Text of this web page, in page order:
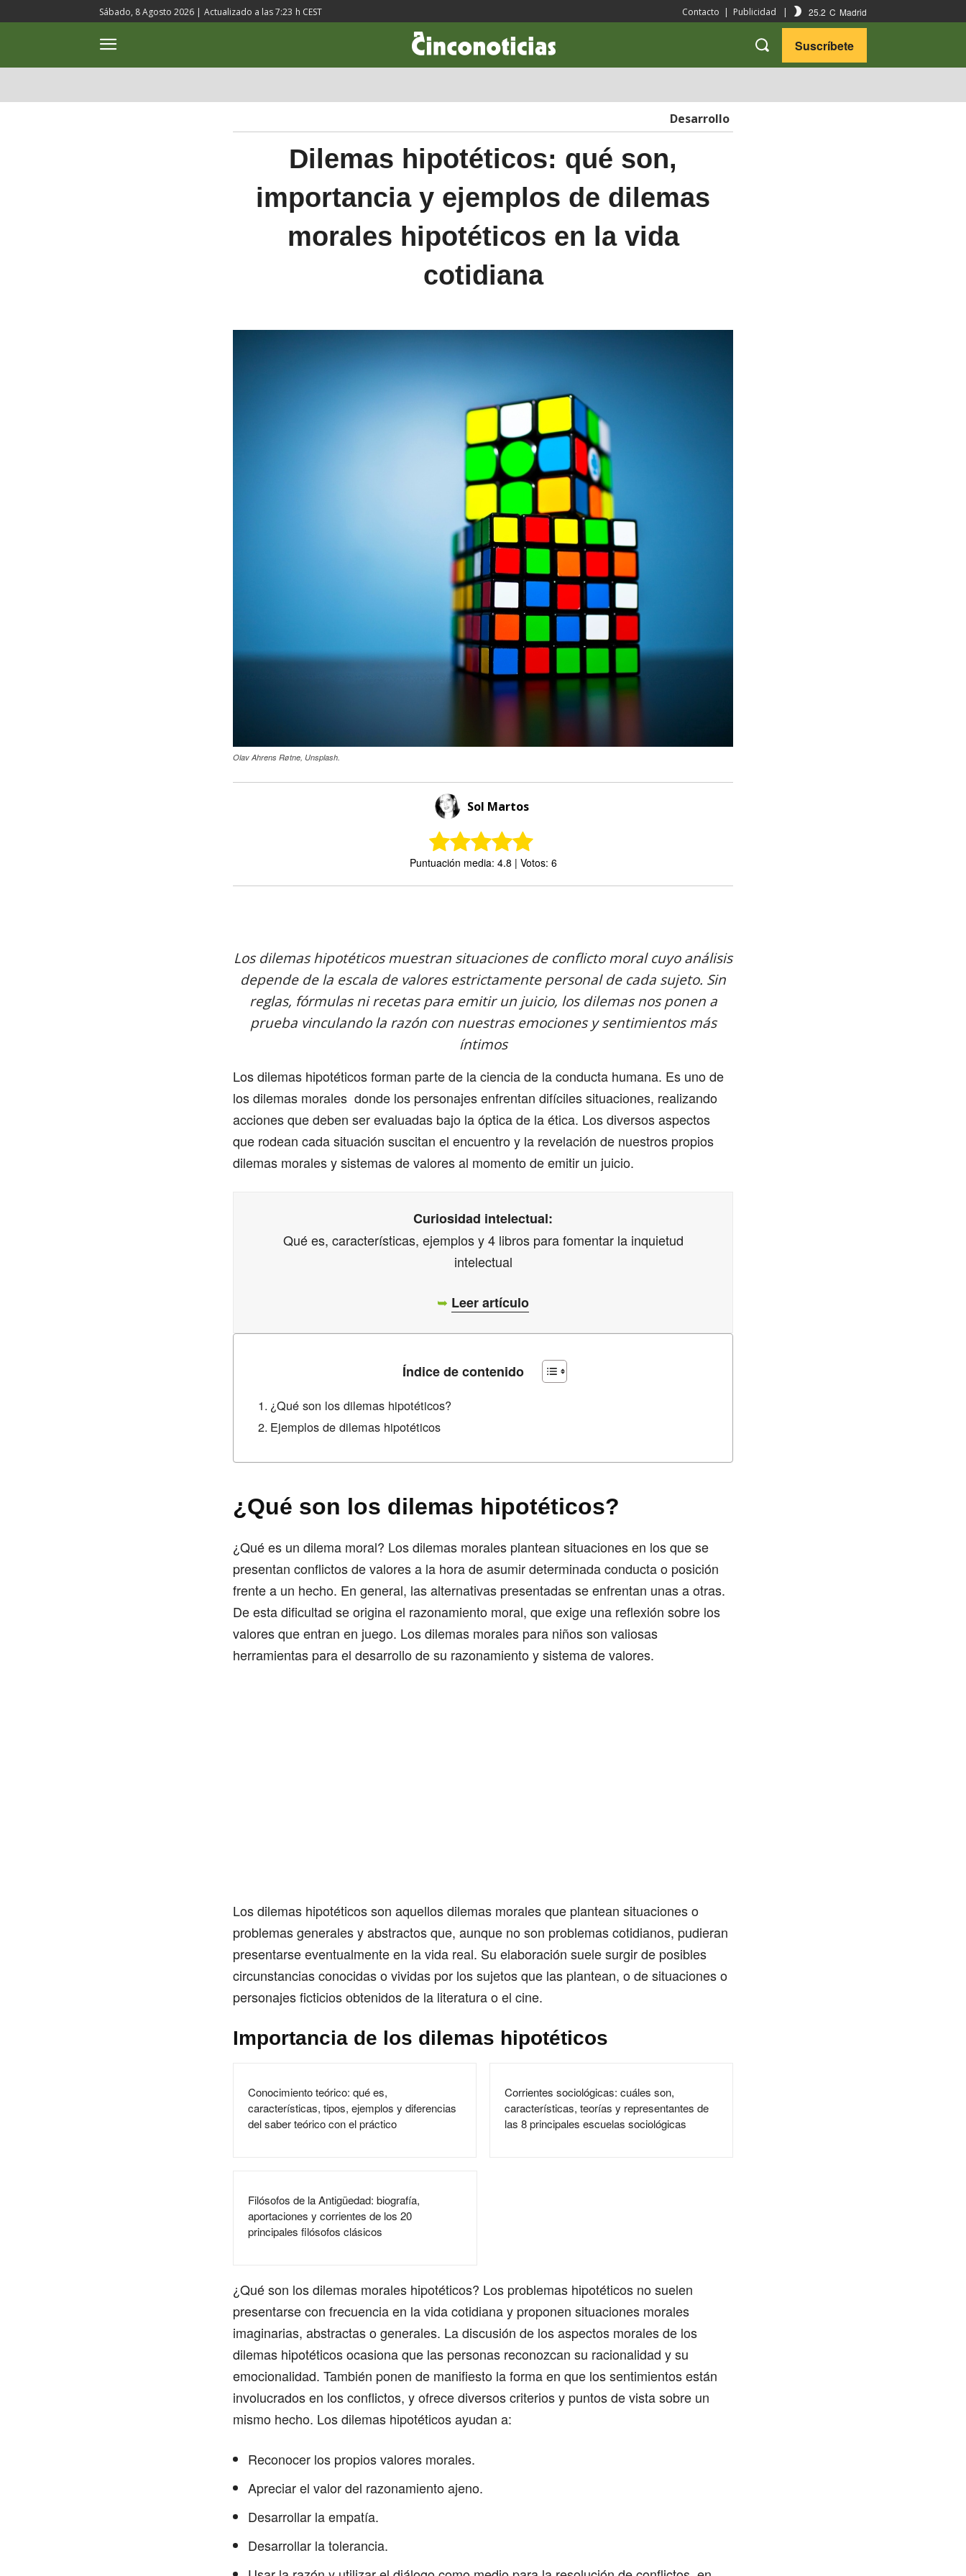
Sábado, 8 Agosto 2026 | Actualizado a las7:23 h CEST Contacto | Publicidad | 25.2 C Madrid
Suscríbete
Desarrollo
Dilemas hipotéticos: qué son,
importancia y ejemplos de dilemas
morales hipotéticos en la vida
cotidiana
Olav Ahrens Røtne, Unsplash.
Sol Martos
Puntuación media: 4.8 | Votos: 6
Los dilemas hipotéticos muestran situaciones de conflicto moral cuyo análisis
depende de la escala de valores estrictamente personal de cada sujeto. Sin
reglas, fórmulas ni recetas para emitir un juicio, los dilemas nos ponen a
prueba vinculando la razón con nuestras emociones y sentimientos más
íntimos
Los dilemas hipotéticos forman parte de la ciencia de la conducta humana. Es uno de
los dilemas morales donde los personajes enfrentan difíciles situaciones, realizando
acciones que deben ser evaluadas bajo la óptica de la ética. Los diversos aspectos
que rodean cada situación suscitan el encuentro y la revelación de nuestros propios
dilemas morales y sistemas de valores al momento de emitir un juicio.
Curiosidad intelectual:
Qué es, características, ejemplos y 4 libros para fomentar la inquietud
intelectual
➥ Leer artículo
Índice de contenido
¿Qué son los dilemas hipotéticos?
Ejemplos de dilemas hipotéticos
¿Qué son los dilemas hipotéticos?
¿Qué es un dilema moral? Los dilemas morales plantean situaciones en los que se
presentan conflictos de valores a la hora de asumir determinada conducta o posición
frente a un hecho. En general, las alternativas presentadas se enfrentan unas a otras.
De esta dificultad se origina el razonamiento moral, que exige una reflexión sobre los
valores que entran en juego. Los dilemas morales para niños son valiosas
herramientas para el desarrollo de su razonamiento y sistema de valores.
Los dilemas hipotéticos son aquellos dilemas morales que plantean situaciones o
problemas generales y abstractos que, aunque no son problemas cotidianos, pudieran
presentarse eventualmente en la vida real. Su elaboración suele surgir de posibles
circunstancias conocidas o vividas por los sujetos que las plantean, o de situaciones o
personajes ficticios obtenidos de la literatura o el cine.
Importancia de los dilemas hipotéticos
Conocimiento teórico: qué es,
características, tipos, ejemplos y diferencias
del saber teórico con el práctico
Corrientes sociológicas: cuáles son,
características, teorías y representantes de
las 8 principales escuelas sociológicas
Filósofos de la Antigüedad: biografía,
aportaciones y corrientes de los 20
principales filósofos clásicos
¿Qué son los dilemas morales hipotéticos? Los problemas hipotéticos no suelen
presentarse con frecuencia en la vida cotidiana y proponen situaciones morales
imaginarias, abstractas o generales. La discusión de los aspectos morales de los
dilemas hipotéticos ocasiona que las personas reconozcan su racionalidad y su
emocionalidad. También ponen de manifiesto la forma en que los sentimientos están
involucrados en los conflictos, y ofrece diversos criterios y puntos de vista sobre un
mismo hecho. Los dilemas hipotéticos ayudan a:
Reconocer los propios valores morales.
Apreciar el valor del razonamiento ajeno.
Desarrollar la empatía.
Desarrollar la tolerancia.